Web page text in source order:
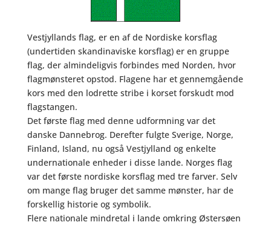
Vestjyllands flag, er en af de Nordiske korsflag
(undertiden skandinaviske korsflag) er en gruppe
flag, der almindeligvis forbindes med Norden, hvor
flagmønsteret opstod. Flagene har et gennemgående
kors med den lodrette stribe i korset forskudt mod
flagstangen.
Det første flag med denne udformning var det
danske Dannebrog. Derefter fulgte Sverige, Norge,
Finland, Island, nu også Vestjylland og enkelte
undernationale enheder i disse lande. Norges flag
var det første nordiske korsflag med tre farver. Selv
om mange flag bruger det samme mønster, har de
forskellig historie og symbolik.
Flere nationale mindretal i lande omkring Østersøen